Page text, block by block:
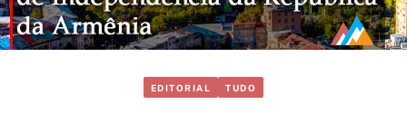
EDITORIAL TUDO